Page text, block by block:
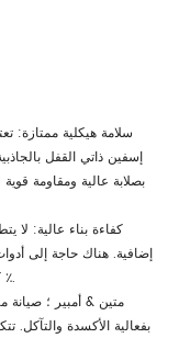
إسفين ذاتي القفل
بصلابة عالية ومقاومة
إضافية. هناك حاجة إلى
كبير من دورة البناء ويقلل من مدخلات العمل بأكثر من ٪.
بفعالية الأكسدة والتآكل.